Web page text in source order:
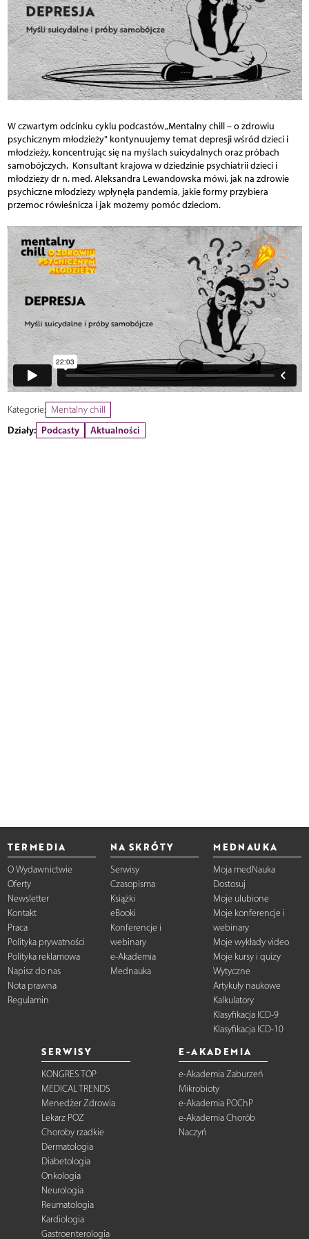
W czwartym odcinku cyklu podcastów „Mentalny chill – o zdrowiu
psychicznym młodzieży" kontynuujemy temat depresji wśród dzieci i
młodzieży, koncentrując się na myślach suicydalnych oraz próbach
samobójczych. Konsultant krajowa w dziedzinie psychiatrii dzieci i
młodzieży dr n. med. Aleksandra Lewandowska mówi, jak na zdrowie
psychiczne młodzieży wpłynęła pandemia, jakie formy przybiera
przemoc rówieśnicza i jak możemy pomóc dzieciom.
Kategorie: Mentalny chill
Działy: Podcasty Aktualności
TERMEDIA
O Wydawnictwie
Oferty
Newsletter
Kontakt
Praca
Polityka prywatności
Polityka reklamowa
Napisz do nas
Nota prawna
Regulamin
NA SKRÓTY
Serwisy
Czasopisma
Książki
eBooki
Konferencje i
webinary
e-Akademia
Mednauka
MEDNAUKA
Moja medNauka
Dostosuj
Moje ulubione
Moje konferencje i
webinary
Moje wykłady video
Moje kursy i quizy
Wytyczne
Artykuły naukowe
Kalkulatory
Klasyfikacja ICD-9
Klasyfikacja ICD-10
SERWISY
KONGRES TOP
MEDICAL TRENDS
Menedżer Zdrowia
Lekarz POZ
Choroby rzadkie
Dermatologia
Diabetologia
Onkologia
Neurologia
Reumatologia
Kardiologia
Gastroenterologia
E-AKADEMIA
e-Akademia Zaburzeń
Mikrobioty
e-Akademia POChP
e-Akademia Chorób
Naczyń